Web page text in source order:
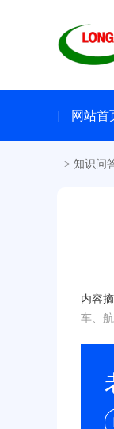
网站首
> 知识问
内容摘
车、